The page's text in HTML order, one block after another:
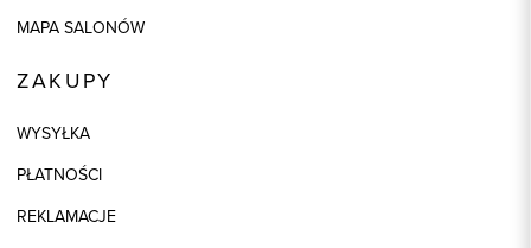
MAPA SALONÓW
ZAKUPY
WYSYŁKA
PŁATNOŚCI
REKLAMACJE